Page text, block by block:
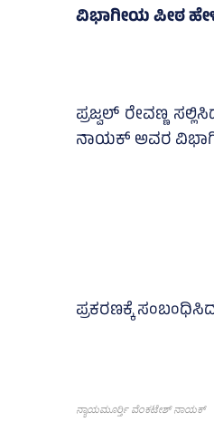
ವಿಭಾಗೀಯ ಪೀಠ
ಪ್ರಜ್ವಲ್ ರೇವಣ್ಣ
ನಾಯಕ್ ಅವರ
ಪ್ರಕರಣಕ್ಕೆ
ನ್ಯಾಯಮೂರ್ರ್ತಿ ವೆಂಕಟೇಶ್‌ ನಾಯಕ್